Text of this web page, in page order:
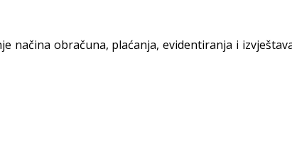
načina obračuna, plaćanja, evidentiranja i